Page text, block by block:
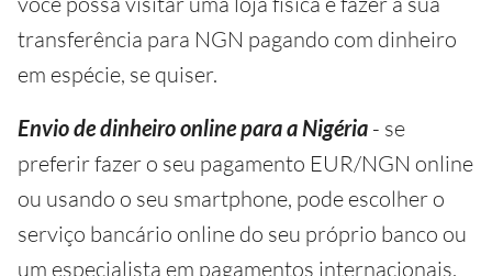
transferência para NGN pagando com dinheiro
em espécie, se quiser.
Envio de dinheiro online para a Nigéria - se
preferir fazer o seu pagamento EUR/NGN online
ou usando o seu smartphone, pode escolher o
serviço bancário online do seu próprio banco ou
um especialista em pagamentos internacionais.